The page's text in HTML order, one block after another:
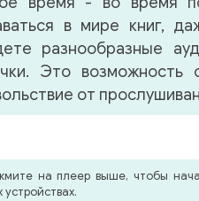
в мире книг,
разнообразные
Это
от
на плеер выше, чтобы